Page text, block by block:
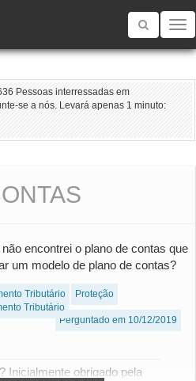
Toggle
Pessoas interressadas em
se a nós. Levará apenas 1 minuto:
encontrei o plano de contas que
um modelo de plano de contas?
Tributário
Proteção
Tributário
Perguntado em 10/12/2019
Inicialmente obrigado pela